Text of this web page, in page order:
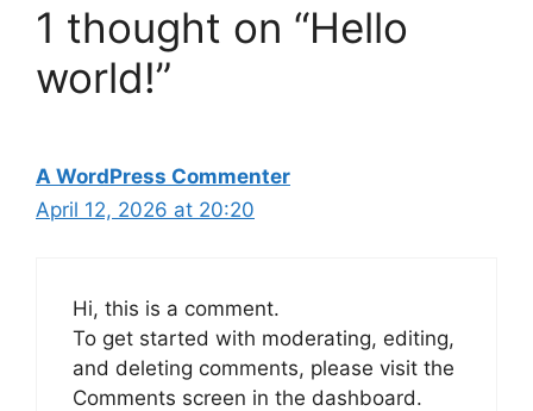
1 thought on “Hello
world!”
A WordPress Commenter
April 12, 2026 at 20:20
Hi, this is a comment.
To get started with moderating, editing,
and deleting comments, please visit the
Comments screen in the dashboard.